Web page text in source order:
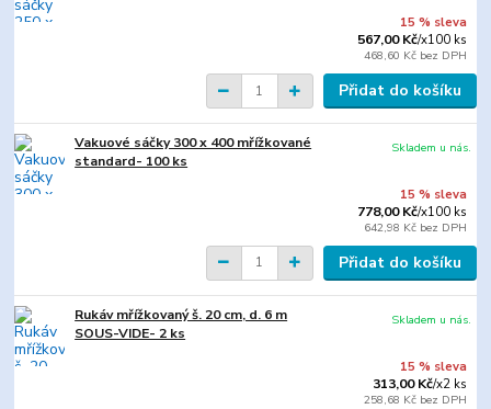
15 % sleva
567,00 Kč/x100 ks
468,60 Kč bez DPH
Přidat do košíku
Vakuové sáčky 300 x 400 mřížkované
standard- 100 ks
15 % sleva
778,00 Kč/x100 ks
642,98 Kč bez DPH
Skladem u nás.
Přidat do košíku
Rukáv mřížkovaný š. 20 cm, d. 6 m
SOUS-VIDE- 2 ks
15 % sleva
313,00 Kč/x2 ks
258,68 Kč bez DPH
Skladem u nás.